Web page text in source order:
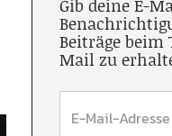
Gib deine E-
Beiträge beim
Mail zu